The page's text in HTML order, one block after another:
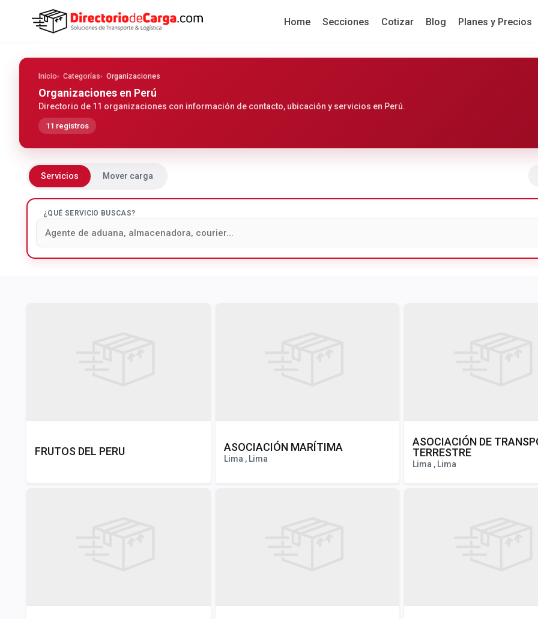
Home Secciones Cotizar Blog Planes y Precios
Inicio Categorías Organizaciones
Organizaciones en Perú
Directorio de 11 organizaciones con información de contacto, ubicación y servicios en Perú.
11 registros
Servicios Mover carga
¿QUÉ SERVICIO BUSCAS?
FRUTOS DEL PERU ASOCIACIÓN MARÍTIMA
Lima , Lima
ASOCIACIÓN DE
TERRESTRE
Lima , Lima